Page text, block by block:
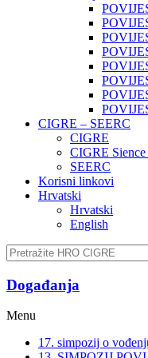
CIGRE – SEERC
CIGRE
CIGRE
SEERC
Korisni linkovi
Hrvatski
Hrvatski
English
Događanja​
Menu
17. simpozij o